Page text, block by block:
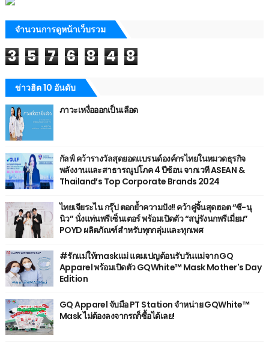
จำนวนการดูหน้าเว็บรวม
3 5 7 6 8 4 8
ข่าวฮิต 10 อันดับ
ภาวะเหงื่อออกเป็นเลือด
กัลฟ์ คว้ารางวัลสุดยอดแบรนด์องค์กรไทยในหมวดธุรกิจ
พลังงานและสาธารณูปโภค 4 ปีซ้อน จากเวที ASEAN &
Thailand’s Top Corporate Brands 2024
ไทยเจียระไน กรุ๊ป ตอกย้ำความปัง!! คว้าคู่จิ้นสุดฮอต “ซี-นุ
นิว” นั่งแท่นพรีเซ็นเตอร์ พร้อมเปิดตัว “สบู่รังนกพรีเมี่ยม”
POYD ผลิตภัณฑ์สำหรับทุกกลุ่มและทุกเพศ
#รักแม่ให้maskแม่ แคมเปญต้อนรับวันแม่จาก GQ
Apparel พร้อมเปิดตัว GQWhite™ Mask Mother's Day
Edition
GQ Apparel จับมือ PT Station จำหน่าย GQWhite™
Mask ไม่ต้องลงจากรถก็ซื้อได้เลย!